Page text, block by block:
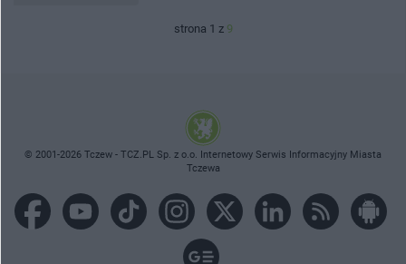
strona 1 z 9
© 2001-2026 Tczew - TCZ.PL Sp. z o.o. Internetowy Serwis Informacyjny Miasta
Tczewa